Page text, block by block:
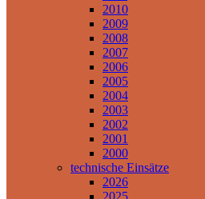
2010
2009
2008
2007
2006
2005
2004
2003
2002
2001
2000
technische Einsätze
2026
2025